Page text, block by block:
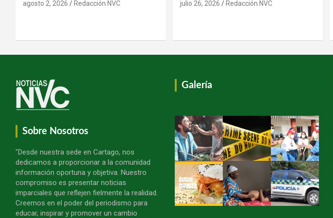
agosto 2, 2026 Redacción NVC julio 26, 2026 Redacción NVC
Sobre Nosotros
"Desde nuestra sede en Cartago, nos
dedicamos a proporcionar a la comunidad
información oportuna y objetiva. Nuestro
compromiso es presentar noticias
imparciales que reflejen fielmente la realidad.
Creemos en el poder del periodismo para
educar, inspirar y promover un cambio
Galería